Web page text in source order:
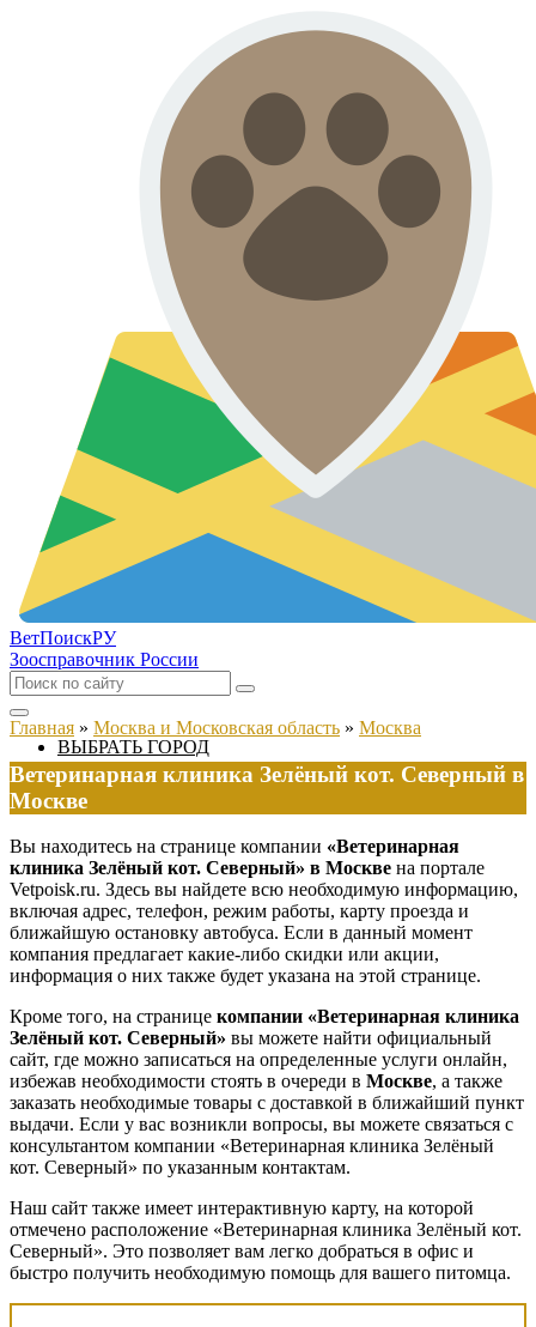
ВетПоискРУ
Зоосправочник России
ВЫБРАТЬ ГОРОД
Главная » Москва и Московская область » Москва
Ветеринарная клиника Зелёный кот. Северный в
Москве
Вы находитесь на странице компании «Ветеринарная
клиника Зелёный кот. Северный» в Москве на портале
Vetpoisk.ru. Здесь вы найдете всю необходимую информацию,
включая адрес, телефон, режим работы, карту проезда и
ближайшую остановку автобуса. Если в данный момент
компания предлагает какие-либо скидки или акции,
информация о них также будет указана на этой странице.
Кроме того, на странице компании «Ветеринарная клиника
Зелёный кот. Северный» вы можете найти официальный
сайт, где можно записаться на определенные услуги онлайн,
избежав необходимости стоять в очереди в Москве, а также
заказать необходимые товары с доставкой в ближайший пункт
выдачи. Если у вас возникли вопросы, вы можете связаться с
консультантом компании «Ветеринарная клиника Зелёный
кот. Северный» по указанным контактам.
Наш сайт также имеет интерактивную карту, на которой
отмечено расположение «Ветеринарная клиника Зелёный кот.
Северный». Это позволяет вам легко добраться в офис и
быстро получить необходимую помощь для вашего питомца.